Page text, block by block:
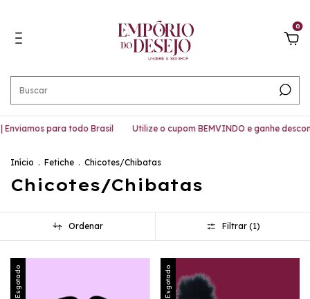
0
para todo Brasil Utilize o cupom BEMVINDO e ganhe
Início . Fetiche . Chicotes/Chibatas
Chicotes/Chibatas
Ordenar Filtrar (1)
Esgotado Esgotado